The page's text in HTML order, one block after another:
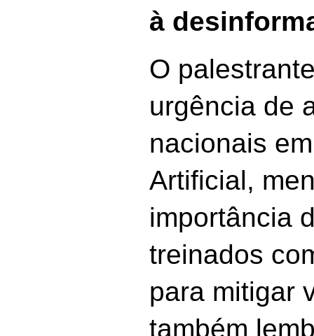
à
O
urgência de
nacionais
Artificial,
importância
treinados
para mitigar
também